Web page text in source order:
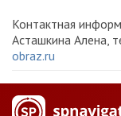
Контактная
Асташкина Алена,
obraz.ru